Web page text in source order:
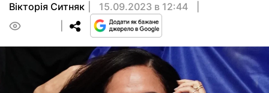
Вікторія Ситняк
15.09.2023 в 12:44